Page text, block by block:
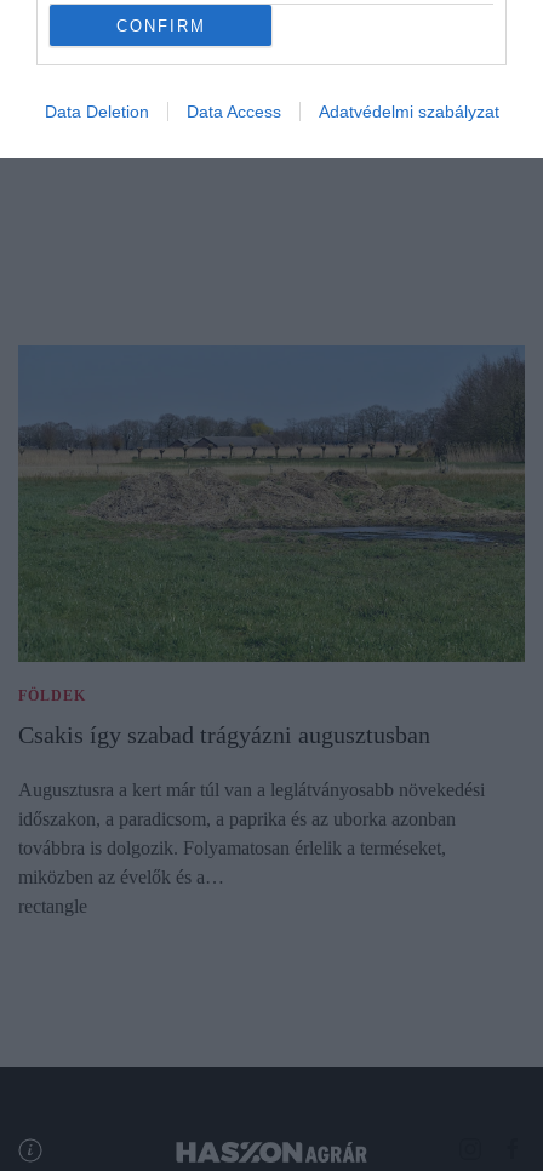
CONFIRM
Data Deletion Data Access Adatvédelmi szabályzat
FÖLDEK
Csakis így szabad trágyázni augusztusban
Augusztusra a kert már túl van a leglátványosabb növekedési
időszakon, a paradicsom, a paprika és az uborka azonban
továbbra is dolgozik. Folyamatosan érlelik a terméseket,
miközben az évelők és a…
rectangle